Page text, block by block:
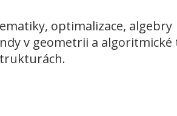
optimalizace, algebry
v geometrii a algoritmické